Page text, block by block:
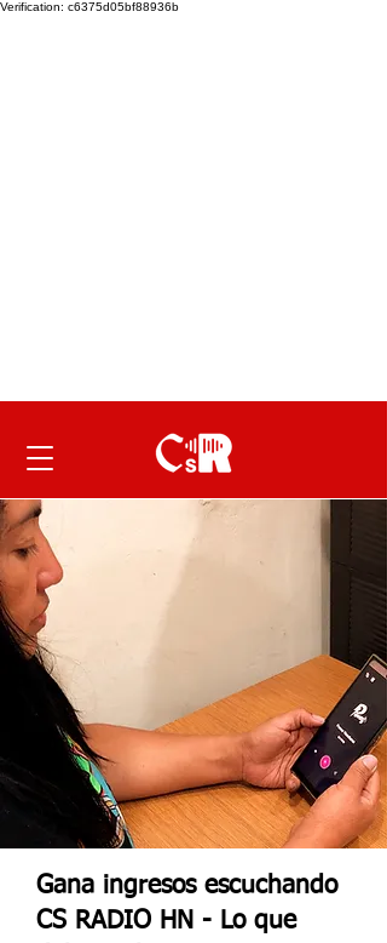
Verification: c6375d05bf88936b
Gana ingresos escuchando
CS RADIO HN - Lo que